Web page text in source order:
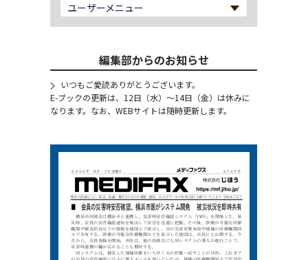
ユーザーメニュー
編集部からのお知らせ
いつもご愛読ありがとうございます。
E-ブックの更新は、12日（水）～14日（金）は休みに
なります。なお、WEBサイトは随時更新します。